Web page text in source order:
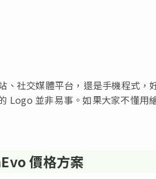
、社交媒體平台，還是手機程式
Logo 並非易事。如果大家不懂用
價格方案